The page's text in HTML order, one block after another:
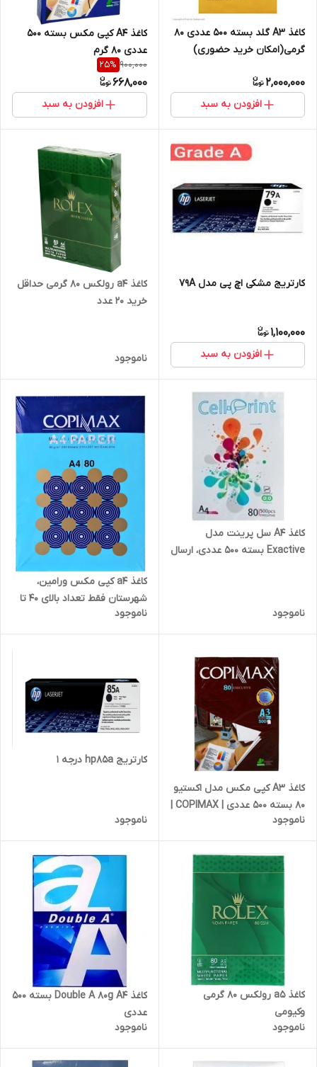
کاغذ A3 گلد بسته 500 عددی 80
گرمی(امکان خرید حضوری)
2,000,000
افزودن به سبد
کاغذ A4 کپی مکس بسته 500
عددی 80 گرم
900,000
25%
668,000
افزودن به سبد
کارتریج مشکی اچ پی مدل 79A
1,100,000
افزودن به سبد
کاغذ a4 رولکس 80 گرمی حداقل
خرید 20 عدد
ناموجود
کاغذ A4 سل پرینت مدل
Exactive بسته 500 عددی، ارسال
ناموجود
کاغذ a4 کپی مکس ورامین،
شهرستان فقط تعداد بالای 40 تا
ناموجود
کاغذ A3 کپی مکس مدل اکستیو
80 بسته 500 عددی | COPIMAX |
گرم 80 |
ناموجود
کارتریج hp85a درجه 1
ناموجود
کاغذ a5 رولکس 80 گرمی
وکیومی
ناموجود
کاغذ Double A 80g A4 بسته 500
عددی
ناموجود